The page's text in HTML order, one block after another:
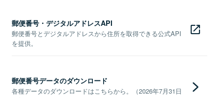
郵便番号・デジタルアドレスAPI
郵便番号とデジタルアドレスから住所を取得できる公式API
を提供。
郵便番号データのダウンロード
各種データのダウンロードはこちらから。（2026年7月31日